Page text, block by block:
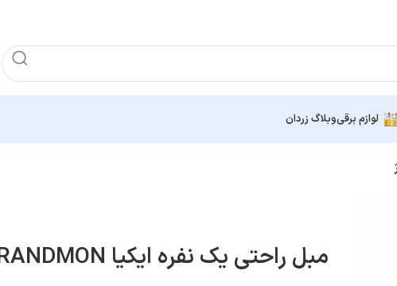
لوازم برقیوبلاگ زردان
مبل راحتی یک نفره ایکیا STRANDMON بژ